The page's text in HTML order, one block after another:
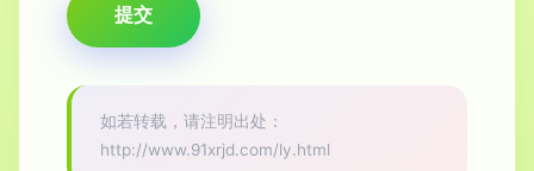
如若转载，请注明出处：
http://www.91xrjd.com/ly.html